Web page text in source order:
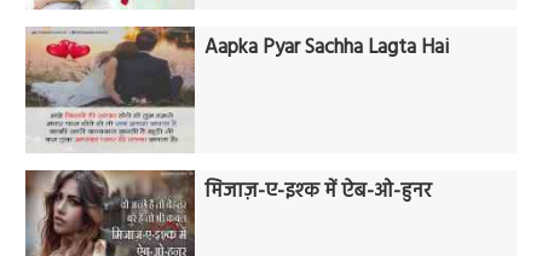
Aapka Pyar Sachha Lagta Hai
मिजाज़-ए-इश्क में ऐब-ओ-हुनर